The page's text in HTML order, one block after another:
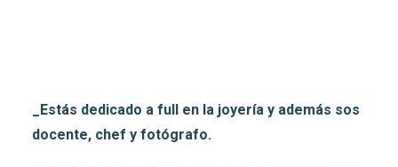
_Estás dedicado a full en la joyería y además sos
docente, chef y fotógrafo.